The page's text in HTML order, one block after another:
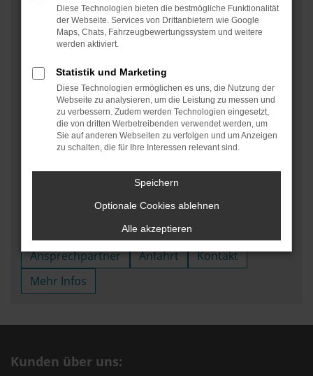
Velburg
Autohaus Daffner Josef GmbH
Gewerbegebiet 2
92355 Velburg
Öffnungszeiten
Servicejetzt geschlossen
Ansprechpartner Anfahrt
Kontakt
Mehr Infos
Kunden über uns:
Diese Technologien bieten die bestmögliche Funktionalität
der Webseite. Services von Drittanbietern wie Google
Maps, Chats, Fahrzeugbewertungssystem und weitere
werden aktiviert.
Statistik und Marketing
Diese Technologien ermöglichen es uns, die Nutzung der
Webseite zu analysieren, um die Leistung zu messen und
zu verbessern. Zudem werden Technologien eingesetzt,
die von dritten Werbetreibenden verwendet werden, um
Sie auf anderen Webseiten zu verfolgen und um Anzeigen
zu schalten, die für Ihre Interessen relevant sind.
Speichern
Optionale Cookies ablehnen
Alle akzeptieren